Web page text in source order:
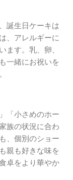
誕生日ケーキは
、アレルギーに
ます。乳、卵、
一緒にお祝いを
「小さめのホー
族の状況に合わ
、個別のショー
親も好きな味を
卓をより華やか